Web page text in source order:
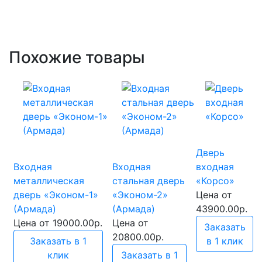
Похожие товары
Входная
металлическая
дверь «Эконом-1»
(Армада)
Цена от 19000.00р.
Заказать в 1
клик
Входная
стальная дверь
«Эконом-2»
(Армада)
Цена от
20800.00р.
Заказать в 1
Дверь
входная
«Корсо»
Цена от
43900.00р.
Заказать
в 1 клик